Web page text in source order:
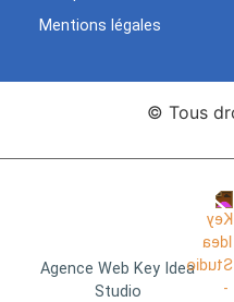
Mentions légales
© Tous
Agence Web Key Idea
Studio